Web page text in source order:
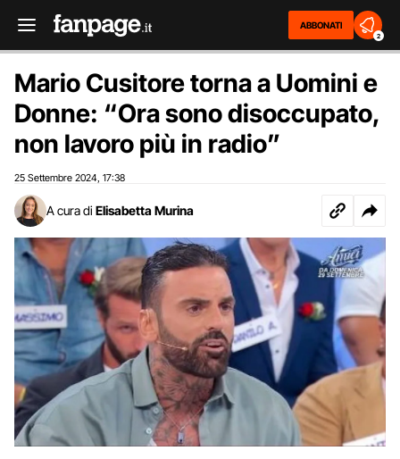
ABBONATI
2
Mario Cusitore torna a Uomini e
Donne: “Ora sono disoccupato,
non lavoro più in radio”
25 Settembre 2024 17:38
A cura di Elisabetta Murina